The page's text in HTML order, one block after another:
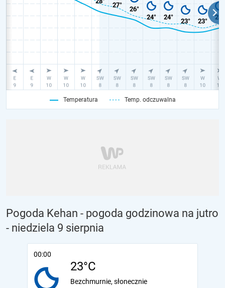
Temperatura Temp. odczuwalna
Pogoda Kehan - pogoda godzinowa na jutro
- niedziela 9 sierpnia
00:00
23°C
Bezchmurnie, słonecznie